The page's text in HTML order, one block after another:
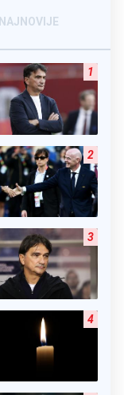
NAJNOVIJE
1
2
3
4